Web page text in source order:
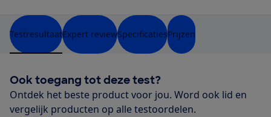
TestresultaatExpert reviewSpecificatiesPrijzen
Ook toegang tot deze test?
Ontdek het beste product voor jou. Word ook lid en
vergelijk producten op alle testoordelen.